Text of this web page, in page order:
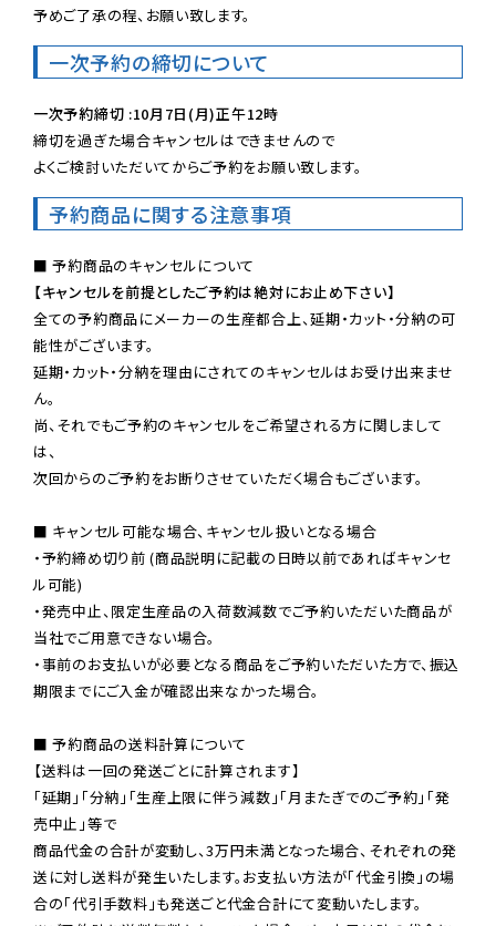
予めご了承の程、お願い致します。
一次予約の締切について
一次予約締切 :10月7日(月)正午12時
締切を過ぎた場合キャンセルはできませんので
よくご検討いただいてからご予約をお願い致します。
予約商品に関する注意事項
【キャンセルを前提としたご予約は絶対にお止め下さい】
全ての予約商品にメーカーの生産都合上、延期・カット・分納の可
能性がございます。
延期・カット・分納を理由にされてのキャンセルはお受け出来ませ
ん。
尚、それでもご予約のキャンセルをご希望される方に関しまして
は、
次回からのご予約をお断りさせていただく場合もございます。
■ キャンセル可能な場合、キャンセル扱いとなる場合
・予約締め切り前 (商品説明に記載の日時以前であればキャンセ
ル可能)
・発売中止、限定生産品の入荷数減数でご予約いただいた商品が
当社でご用意できない場合。
・事前のお支払いが必要となる商品をご予約いただいた方で、振込
期限までにご入金が確認出来なかった場合。
■ 予約商品の送料計算について
【送料は一回の発送ごとに計算されます】
「延期」「分納」「生産上限に伴う減数」「月またぎでのご予約」「発
売中止」等で
商品代金の合計が変動し、3万円未満となった場合、それぞれの発
送に対し送料が発生いたします。お支払い方法が「代金引換」の場